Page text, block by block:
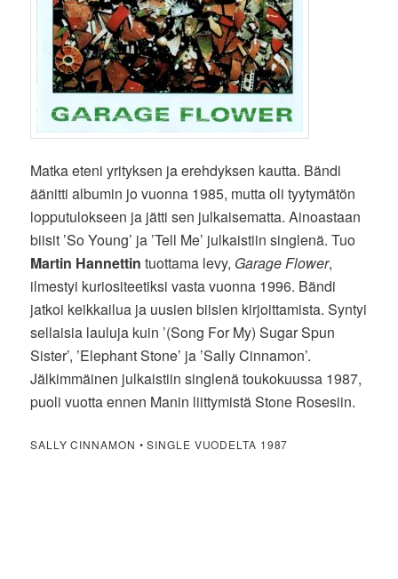
Matka eteni yrityksen ja erehdyksen kautta. Bändi
äänitti albumin jo vuonna 1985, mutta oli tyytymätön
lopputulokseen ja jätti sen julkaisematta. Ainoastaan
biisit ’So Young’ ja ’Tell Me’ julkaistiin singlenä. Tuo
Martin Hannettin tuottama levy, Garage Flower,
ilmestyi kuriositeetiksi vasta vuonna 1996. Bändi
jatkoi keikkailua ja uusien biisien kirjoittamista. Syntyi
sellaisia lauluja kuin ’(Song For My) Sugar Spun
Sister’, ’Elephant Stone’ ja ’Sally Cinnamon’.
Jälkimmäinen julkaistiin singlenä toukokuussa 1987,
puoli vuotta ennen Manin liittymistä Stone Rosesiin.
SALLY CINNAMON • SINGLE VUODELTA 1987